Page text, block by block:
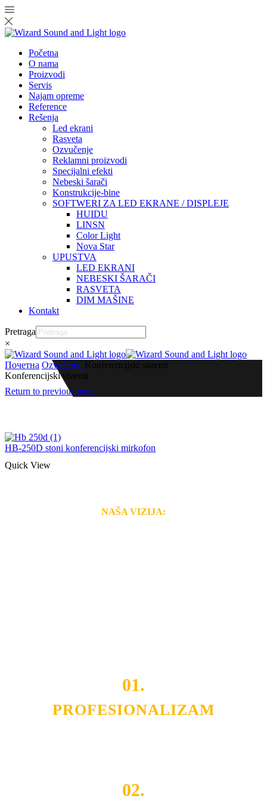
Početna
O nama
Proizvodi
Servis
Najam opreme
Reference
Rešenja
Led ekrani
Rasveta
Ozvučenje
Reklamni proizvodi
Specijalni efekti
Nebeski šarači
Konstrukcije-bine
SOFTWERI ZA LED EKRANE / DISPLEJE
HUIDU
LINSN
Color Light
Nova Star
UPUSTVA
LED EKRANI
NEBESKI ŠARAČI
RASVETA
DIM MAŠINE
Kontakt
Pretraga
×
Почетна Ozvučenje Konferencijski sistemi
Konferencijski sistemi
Return to previous page
HB-250D stoni konferencijski mirkofon
Quick View
NAŠA VIZIJA:
01.
PROFESIONALIZAM
02.